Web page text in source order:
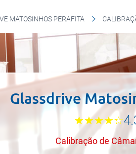
MATOSINHOS PERAFITA
Glassdrive
Calibração de